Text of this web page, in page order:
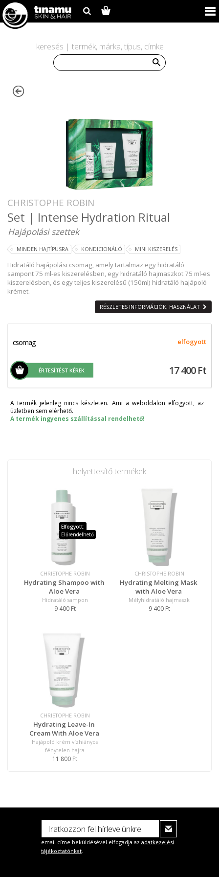
keresés | termék, márka, típus, címke
CHRISTOPHE ROBIN
Set | Intense Hydration Ritual
Hajápolási szettek
MINDEN HAJTÍPUSRA KONDICIONÁLÓ MINI KISZERELÉS
Hidratáló hajápolási csomag, amely tartalmaz egy hidratáló
sampont 75 ml-es kiszerelésben, egy hidratáló hajmaszkot 75 ml-es
kiszerelésben, és egy teljes kiszerelésű (150ml) hidratáló hajápoló
krémet.
RÉSZLETES INFORMÁCIÓK, HASZNÁLAT
csomag elfogyott
ÉRTESÍTÉST KÉREK 17 400 Ft
A termék jelenleg nincs készleten. Ami a weboldalon elfogyott, az
üzletben sem elérhető.
A termék ingyenes szállítással rendelhető!
helyettesítő termékek
Elfogyott:
Előrendelhető
CHRISTOPHE ROBIN
Hydrating Shampoo with
Aloe Vera
Hidratáló sampon
9 400 Ft
CHRISTOPHE ROBIN
Hydrating Melting Mask
with Aloe Vera
Mélyhidratáló hajmaszk
9 400 Ft
CHRISTOPHE ROBIN
Hydrating Leave-In
Cream With Aloe Vera
Hajápoló krém vízhiányos
fénytelen hajra
11 800 Ft
email címe beküldésével elfogadja az adatkezelési
tájékoztatónkat.